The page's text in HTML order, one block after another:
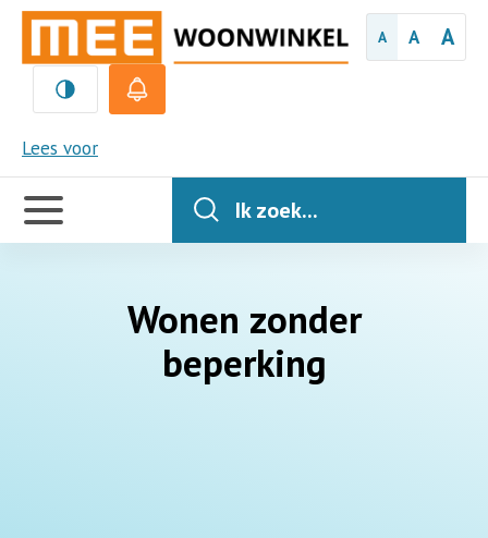
A A A
Lees voor
MEE
Handige
links
Ik zoek...
Wonen zonder
beperking